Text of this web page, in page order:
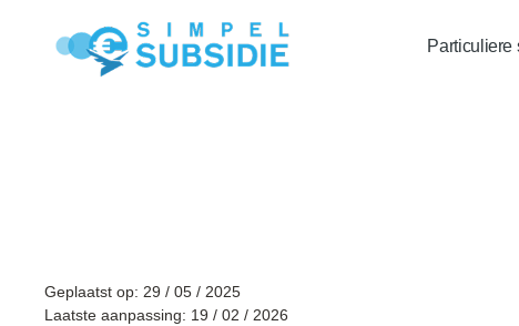
Particuliere
Geplaatst op: 29 / 05 / 2025
Laatste aanpassing: 19 / 02 / 2026